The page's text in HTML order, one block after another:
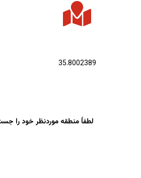
35.8002389
لطفاً منطقه موردنظر خود را